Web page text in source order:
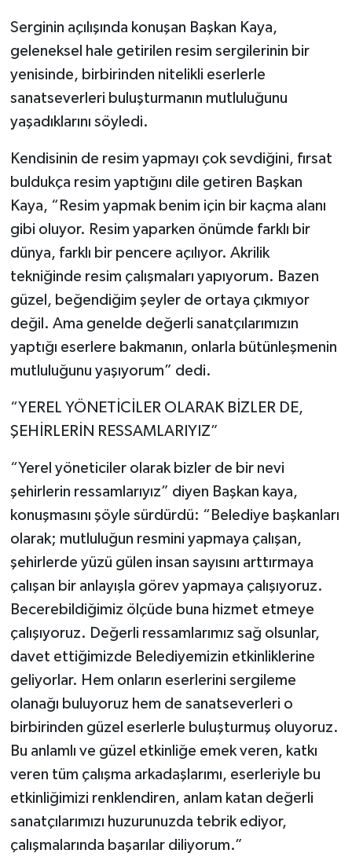
Serginin açılışında konuşan Başkan Kaya,
geleneksel hale getirilen resim sergilerinin bir
yenisinde, birbirinden nitelikli eserlerle
sanatseverleri buluşturmanın mutluluğunu
yaşadıklarını söyledi.
Kendisinin de resim yapmayı çok sevdiğini, fırsat
buldukça resim yaptığını dile getiren Başkan
Kaya, “Resim yapmak benim için bir kaçma alanı
gibi oluyor. Resim yaparken önümde farklı bir
dünya, farklı bir pencere açılıyor. Akrilik
tekniğinde resim çalışmaları yapıyorum. Bazen
güzel, beğendiğim şeyler de ortaya çıkmıyor
değil. Ama genelde değerli sanatçılarımızın
yaptığı eserlere bakmanın, onlarla bütünleşmenin
mutluluğunu yaşıyorum” dedi.
“YEREL YÖNETİCİLER OLARAK BİZLER DE,
ŞEHİRLERİN RESSAMLARIYIZ”
“Yerel yöneticiler olarak bizler de bir nevi
şehirlerin ressamlarıyız” diyen Başkan kaya,
konuşmasını şöyle sürdürdü: “Belediye başkanları
olarak; mutluluğun resmini yapmaya çalışan,
şehirlerde yüzü gülen insan sayısını arttırmaya
çalışan bir anlayışla görev yapmaya çalışıyoruz.
Becerebildiğimiz ölçüde buna hizmet etmeye
çalışıyoruz. Değerli ressamlarımız sağ olsunlar,
davet ettiğimizde Belediyemizin etkinliklerine
geliyorlar. Hem onların eserlerini sergileme
olanağı buluyoruz hem de sanatseverleri o
birbirinden güzel eserlerle buluşturmuş oluyoruz.
Bu anlamlı ve güzel etkinliğe emek veren, katkı
veren tüm çalışma arkadaşlarımı, eserleriyle bu
etkinliğimizi renklendiren, anlam katan değerli
sanatçılarımızı huzurunuzda tebrik ediyor,
çalışmalarında başarılar diliyorum.”